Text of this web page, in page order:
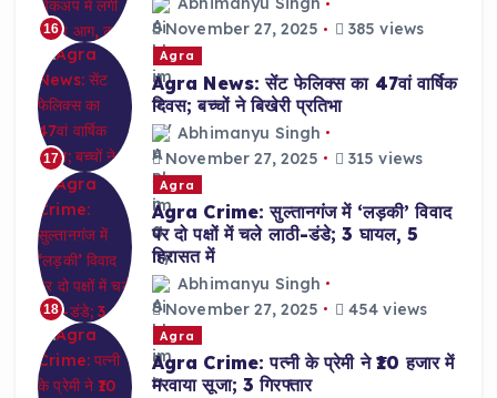
16
November 27, 2025
385 views
17
Agra
Agra News: सेंट फेलिक्स का 47वां वार्षिक
दिवस; बच्चों ने बिखेरी प्रतिभा
Abhimanyu Singh
November 27, 2025
315 views
18
Agra
Agra Crime: सुल्तानगंज में ‘लड़की’ विवाद
पर दो पक्षों में चले लाठी-डंडे; 3 घायल, 5
हिरासत में
Abhimanyu Singh
November 27, 2025
454 views
Agra
Agra Crime: पत्नी के प्रेमी ने ₹10 हजार में
मरवाया सूजा; 3 गिरफ्तार